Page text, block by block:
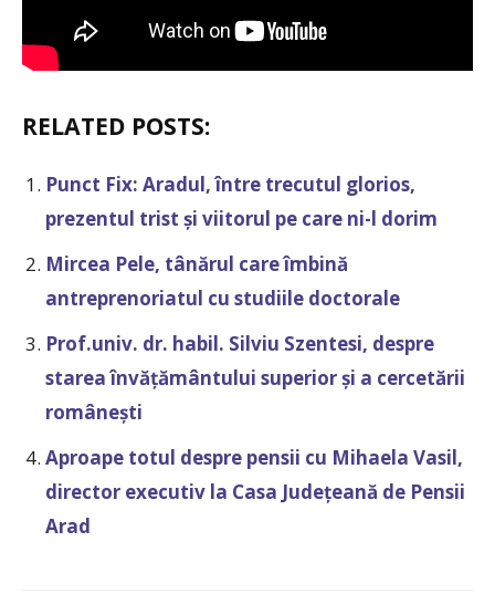
RELATED POSTS:
Punct Fix: Aradul, între trecutul glorios,
prezentul trist și viitorul pe care ni-l dorim
Mircea Pele, tânărul care îmbină
antreprenoriatul cu studiile doctorale
Prof.univ. dr. habil. Silviu Szentesi, despre
starea învățământului superior și a cercetării
românești
Aproape totul despre pensii cu Mihaela Vasil,
director executiv la Casa Județeană de Pensii
Arad